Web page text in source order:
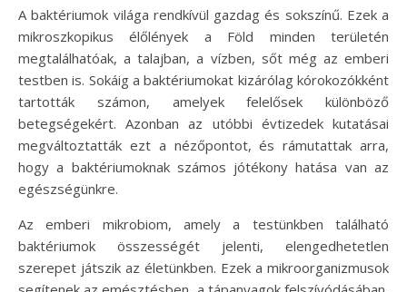
A baktériumok világa rendkívül gazdag és sokszínű. Ezek a
mikroszkopikus élőlények a Föld minden területén
megtalálhatóak, a talajban, a vízben, sőt még az emberi
testben is. Sokáig a baktériumokat kizárólag kórokozókként
tartották számon, amelyek felelősek különböző
betegségekért. Azonban az utóbbi évtizedek kutatásai
megváltoztatták ezt a nézőpontot, és rámutattak arra,
hogy a baktériumoknak számos jótékony hatása van az
egészségünkre.
Az emberi mikrobiom, amely a testünkben található
baktériumok összességét jelenti, elengedhetetlen
szerepet játszik az életünkben. Ezek a mikroorganizmusok